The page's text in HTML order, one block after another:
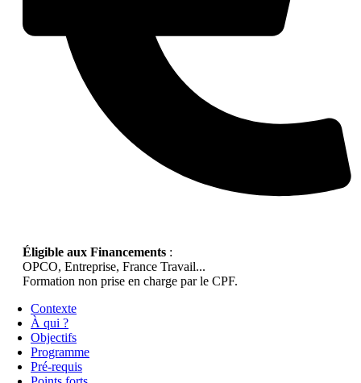
Éligible aux Financements :
OPCO, Entreprise, France Travail...
Formation non prise en charge par le CPF.
Contexte
À qui ?
Objectifs
Programme
Pré-requis